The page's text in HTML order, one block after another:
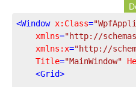
<Window x:Class=
xmlns="http://
xmlns:x="http://
Title="MainWindow"
<Grid>